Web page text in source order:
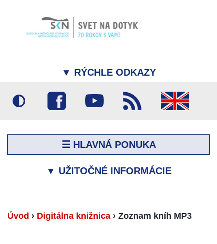
▼ RÝCHLE ODKAZY
☰ HLAVNÁ PONUKA
▼ UŽITOČNÉ INFORMÁCIE
Úvod › Digitálna knižnica › Zoznam kníh MP3